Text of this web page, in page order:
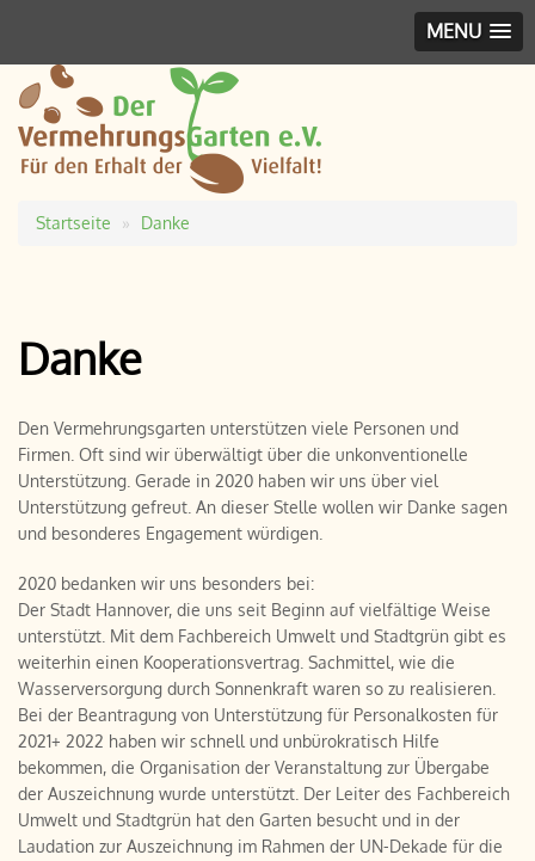
MENU
Pfadnavigation
Startseite Danke
Danke
Den Vermehrungsgarten unterstützen viele Personen und
Firmen. Oft sind wir überwältigt über die unkonventionelle
Unterstützung. Gerade in 2020 haben wir uns über viel
Unterstützung gefreut. An dieser Stelle wollen wir Danke sagen
und besonderes Engagement würdigen.
2020 bedanken wir uns besonders bei:
Der Stadt Hannover, die uns seit Beginn auf vielfältige Weise
unterstützt. Mit dem Fachbereich Umwelt und Stadtgrün gibt es
weiterhin einen Kooperationsvertrag. Sachmittel, wie die
Wasserversorgung durch Sonnenkraft waren so zu realisieren.
Bei der Beantragung von Unterstützung für Personalkosten für
2021+ 2022 haben wir schnell und unbürokratisch Hilfe
bekommen, die Organisation der Veranstaltung zur Übergabe
der Auszeichnung wurde unterstützt. Der Leiter des Fachbereich
Umwelt und Stadtgrün hat den Garten besucht und in der
Laudation zur Auszeichnung im Rahmen der UN-Dekade für die